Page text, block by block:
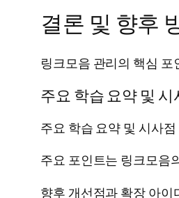
결론 및 향후
링크모음 관리의 핵심
주요 학습 요약 및 시
주요 학습 요약 및 시사점
주요 포인트는 링크모음
향후 개선점과 확장 아이